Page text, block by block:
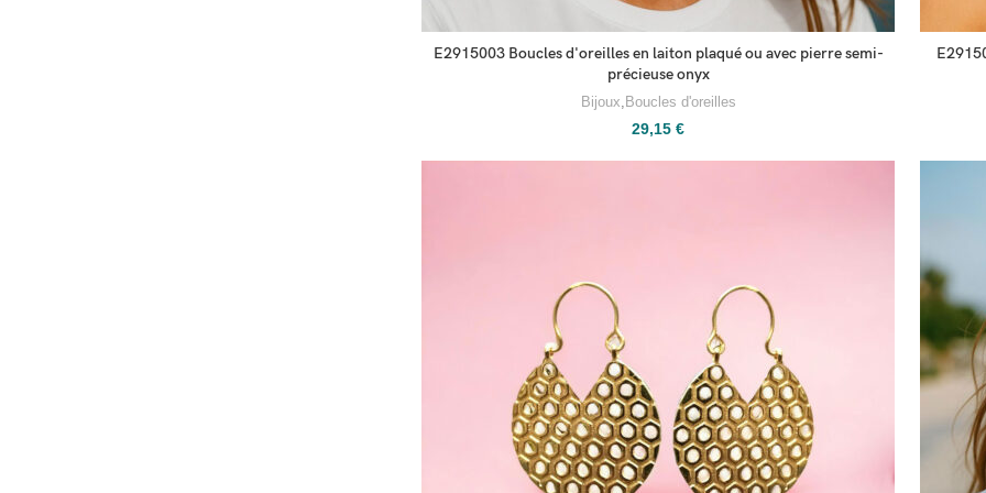
E2915003 Boucles d'oreilles en laiton plaqué ou avec pierre semi-
précieuse onyx
Bijoux, Boucles d'oreilles
29,15€